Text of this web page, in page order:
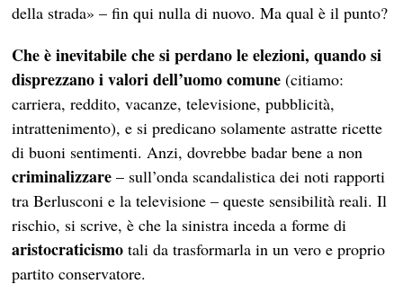
della strada» – fin qui nulla di nuovo. Ma qual è il punto?
Che è inevitabile che si perdano le elezioni, quando si
disprezzano i valori dell’uomo comune (citiamo:
carriera, reddito, vacanze, televisione, pubblicità,
intrattenimento), e si predicano solamente astratte ricette
di buoni sentimenti. Anzi, dovrebbe badar bene a non
criminalizzare – sull’onda scandalistica dei noti rapporti
tra Berlusconi e la televisione – queste sensibilità reali. Il
rischio, si scrive, è che la sinistra inceda a forme di
aristocraticismo tali da trasformarla in un vero e proprio
partito conservatore.